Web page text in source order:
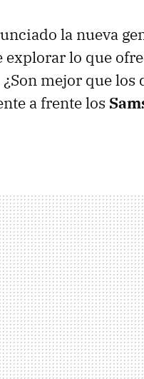
la nueva
lo que
mejor que los
a frente los